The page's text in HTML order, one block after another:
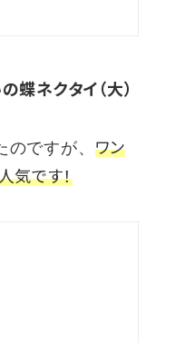
ネクタイ（大）
ですが、 ワン
気です！